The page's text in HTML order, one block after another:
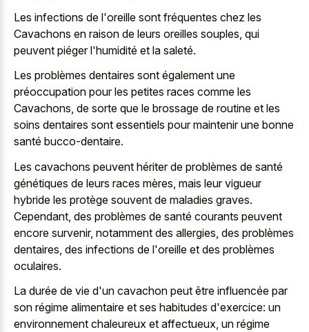
Les infections de l'oreille sont fréquentes chez les
Cavachons en raison de leurs oreilles souples, qui
peuvent piéger l'humidité et la saleté.
Les problèmes dentaires sont également une
préoccupation pour les petites races comme les
Cavachons, de sorte que le brossage de routine et les
soins dentaires sont essentiels pour maintenir une bonne
santé bucco-dentaire.
Les cavachons peuvent hériter de problèmes de santé
génétiques de leurs races mères, mais leur vigueur
hybride les protège souvent de maladies graves.
Cependant, des problèmes de santé courants peuvent
encore survenir, notamment des allergies, des problèmes
dentaires, des infections de l'oreille et des problèmes
oculaires.
La durée de vie d'un cavachon peut être influencée par
son régime alimentaire et ses habitudes d'exercice: un
environnement chaleureux et affectueux, un régime